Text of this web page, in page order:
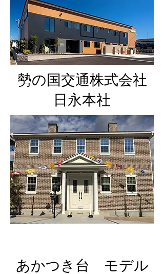
勢の国交通株式会社
​日永本社
​あかつき台 モデル